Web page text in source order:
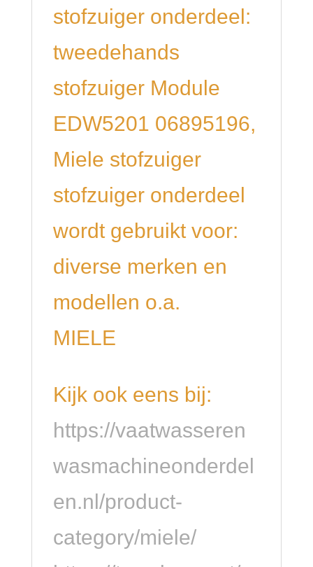
stofzuiger onderdeel:
tweedehands
stofzuiger Module
EDW5201 06895196,
Miele stofzuiger
stofzuiger onderdeel
wordt gebruikt voor:
diverse merken en
modellen o.a.
MIELE
Kijk ook eens bij:
https://vaatwasseren
wasmachineonderdel
en.nl/product-
category/miele/